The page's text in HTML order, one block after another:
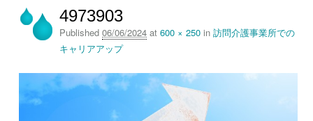
4973903
Published06/06/2024 at600 × 250 in訪問介護事業所での
キャリアアップ